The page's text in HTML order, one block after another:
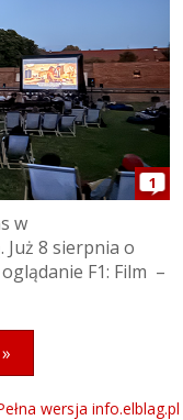
1
w
8 sierpnia o
F1: Film –
wersja info.elblag.pl